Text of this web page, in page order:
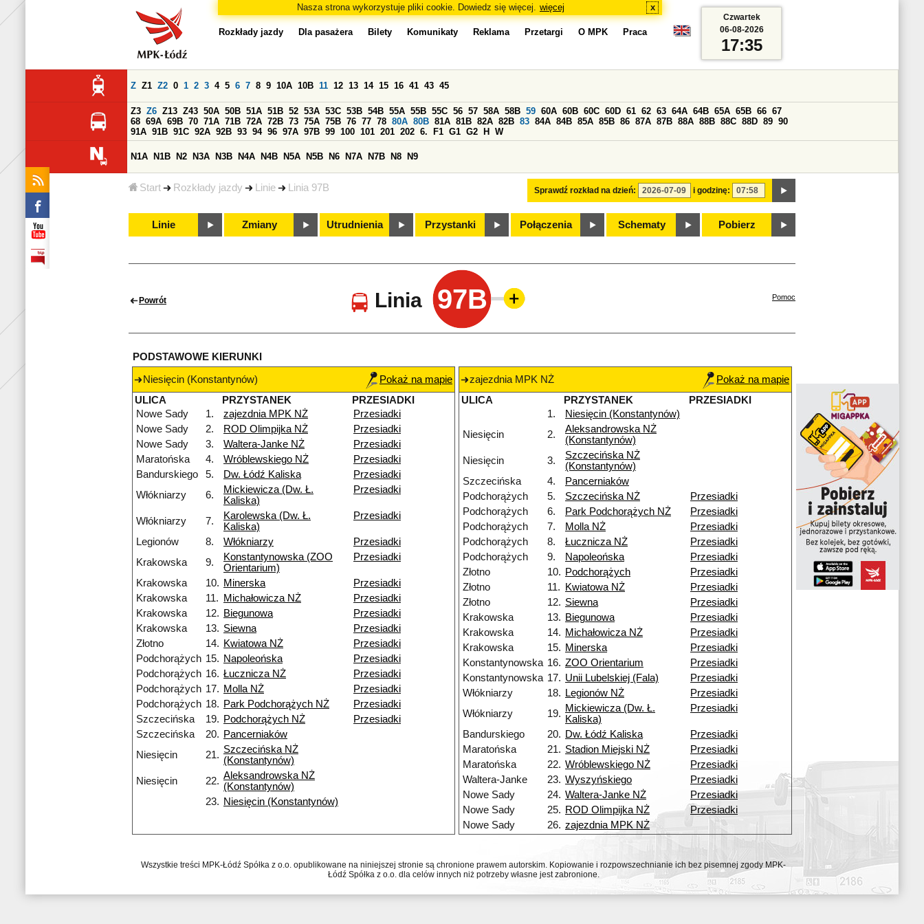
Nasza strona wykorzystuje pliki cookie. Dowiedz się więcej. więcej x
Start Rozkłady jazdy Linie Linia 97B
Rozkłady jazdy Dla pasażera Bilety Komunikaty Reklama Przetargi O MPK Praca
Sprawdź rozkład na dzień: i godzinę:
Z Z1 Z2 0 1 2 3 4 5 6 7 8 9 10A 10B 11 12 13 14 15 16 41 43 45
Z3 Z6 Z13 Z43 50A 50B 51A 51B 52 53A 53C 53B 54B 55A 55B 55C 56 57 58A 58B 59 60A 60B 60C 60D 61 62 63 64A 64B 65A 65B 66 67
68 69A 69B 70 71A 71B 72A 72B 73 75A 75B 76 77 78 80A 80B 81A 81B 82A 82B 83 84A 84B 85A 85B 86 87A 87B 88A 88B 88C 88D 89 90
91A 91B 91C 92A 92B 93 94 96 97A 97B 99 100 101 201 202 6. F1 G1 G2 H W
N1A N1B N2 N3A N3B N4A N4B N5A N5B N6 N7A N7B N8 N9
Linie Zmiany Utrudnienia Przystanki Połączenia Schematy Pobierz
Czwartek
06-08-2026
17:35
Powrót Linia 97B Pomoc
PODSTAWOWE KIERUNKI
Niesięcin (Konstantynów)
Pokaż na mapie
ULICA
PRZYSTANEK
PRZESIADKI
Nowe Sady
1. zajezdnia MPK NŻ
Przesiadki
Nowe Sady
2. ROD Olimpijka NŻ
Przesiadki
Nowe Sady
3. Waltera-Janke NŻ
Przesiadki
Maratońska
4. Wróblewskiego NŻ
Przesiadki
Bandurskiego
5. Dw. Łódź Kaliska
Przesiadki
Włókniarzy
6.
Mickiewicza (Dw. Ł.
Kaliska)
Przesiadki
Włókniarzy 7.
Karolewska (Dw. Ł.
Kaliska)
Przesiadki
Legionów 8. Włókniarzy
Przesiadki
Krakowska
9.
Konstantynowska (ZOO
Orientarium)
Przesiadki
Krakowska 10. Minerska
Przesiadki
Krakowska
11. Michałowicza NŻ
Przesiadki
Krakowska
12. Biegunowa
Przesiadki
Krakowska
13. Siewna
Przesiadki
Złotno
14. Kwiatowa NŻ
Przesiadki
Podchorążych 15. Napoleońska
Przesiadki
Podchorążych 16. Łucznicza NŻ
Przesiadki
Podchorążych 17. Molla NŻ
Przesiadki
Podchorążych 18. Park Podchorążych NŻ
Przesiadki
Szczecińska
19. Podchorążych NŻ
Przesiadki
Szczecińska
20. Pancerniaków
Niesięcin
21. Szczecińska NŻ
(Konstantynów)
Niesięcin
22. Aleksandrowska NŻ
(Konstantynów)
23. Niesięcin (Konstantynów)
zajezdnia MPK NŻ
Pokaż na mapie
ULICA
PRZYSTANEK
PRZESIADKI
1.
Niesięcin (Konstantynów)
Niesięcin
2.
Aleksandrowska NŻ
(Konstantynów)
Niesięcin
3.
Szczecińska NŻ
(Konstantynów)
Szczecińska
4.
Pancerniaków
Podchorążych
5. Szczecińska NŻ
Przesiadki
Podchorążych
6. Park Podchorążych NŻ
Przesiadki
Podchorążych
7. Molla NŻ
Przesiadki
Podchorążych
8. Łucznicza NŻ
Przesiadki
Podchorążych
9. Napoleońska
Przesiadki
Złotno
10. Podchorążych
Przesiadki
Złotno
11. Kwiatowa NŻ
Przesiadki
Złotno
12. Siewna
Przesiadki
Krakowska
13. Biegunowa
Przesiadki
Krakowska
14. Michałowicza NŻ
Przesiadki
Krakowska
15. Minerska
Przesiadki
Konstantynowska 16. ZOO Orientarium
Przesiadki
Konstantynowska 17. Unii Lubelskiej (Fala)
Przesiadki
Włókniarzy
18. Legionów NŻ
Przesiadki
Włókniarzy
19. Mickiewicza (Dw. Ł.
Kaliska)
Przesiadki
Bandurskiego 20. Dw. Łódź Kaliska
Przesiadki
Maratońska
21. Stadion Miejski NŻ
Przesiadki
Maratońska
22. Wróblewskiego NŻ
Przesiadki
Waltera-Janke
23. Wyszyńskiego
Przesiadki
Nowe Sady
24. Waltera-Janke NŻ
Przesiadki
Nowe Sady
25. ROD Olimpijka NŻ
Przesiadki
Nowe Sady
26. zajezdnia MPK NŻ
Wszystkie treści MPK-Łódź Spółka z o.o. opublikowane na niniejszej stronie są chronione prawem autorskim. Kopiowanie i rozpowszechnianie ich bez pisemnej zgody MPK-
Łódź Spółka z o.o. dla celów innych niż potrzeby własne jest zabronione.